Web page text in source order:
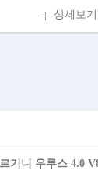
상세보기
기니 우루스 4.0